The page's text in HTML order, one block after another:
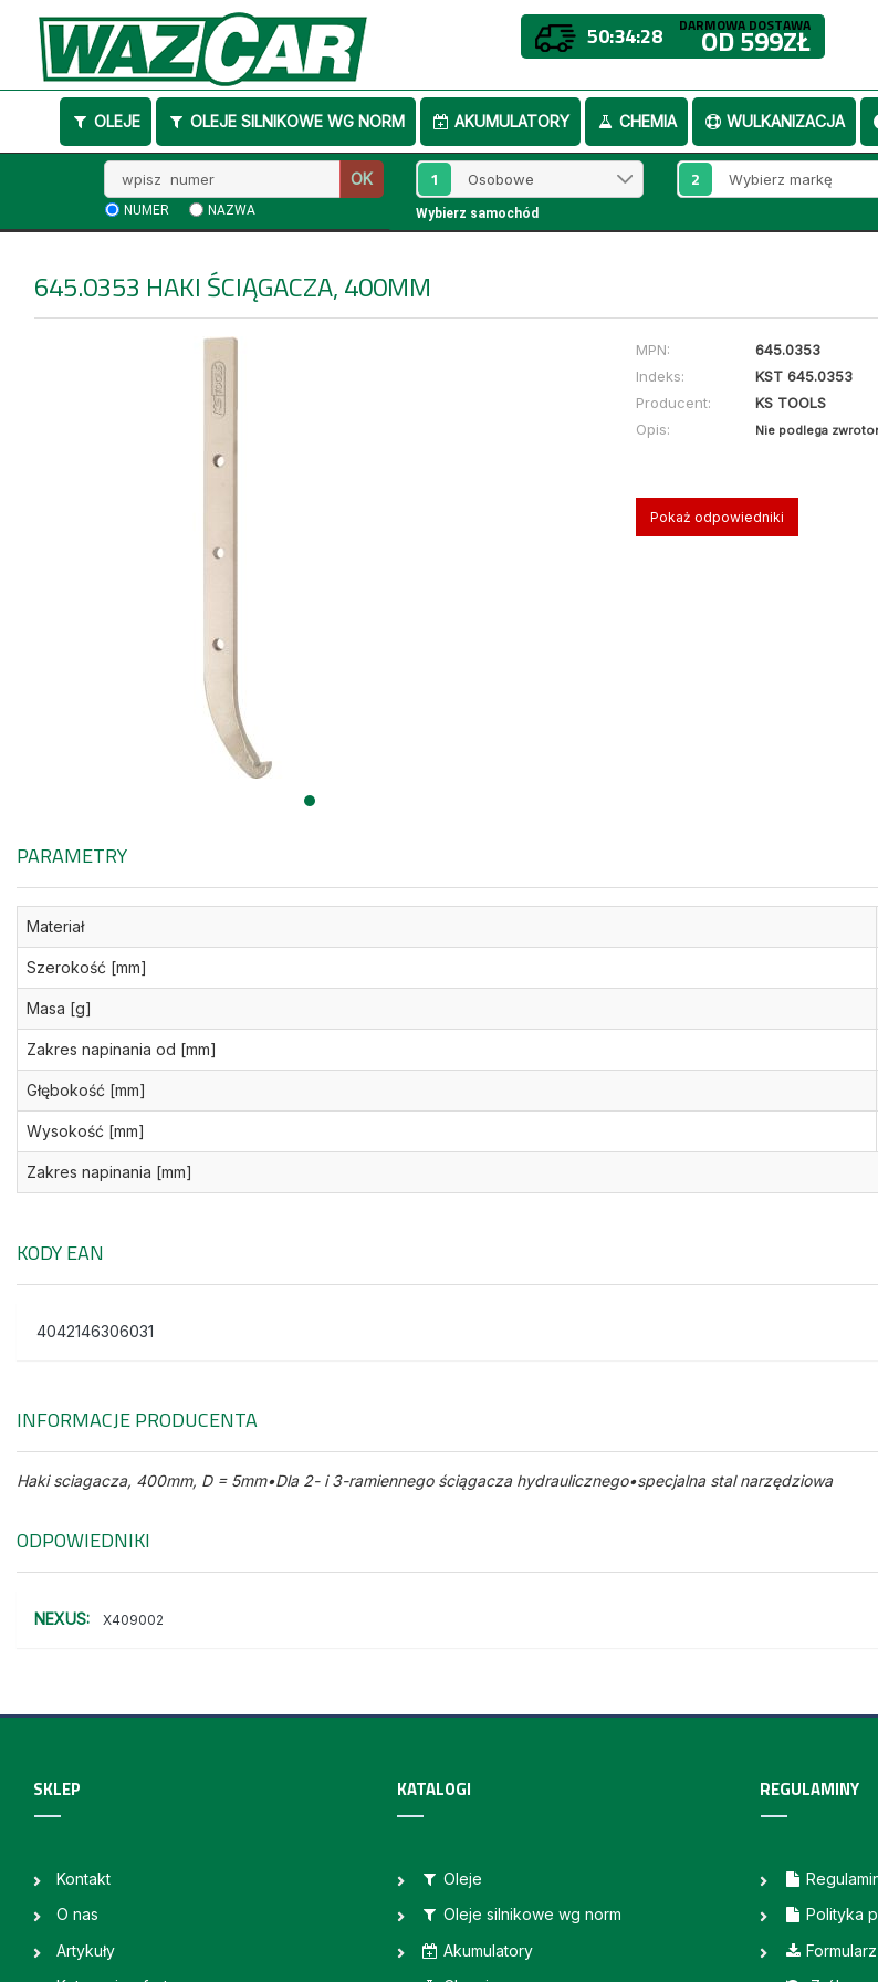
50:34:28 DARMOWA DOSTAWA
OD 599ZŁ
OLEJE OLEJE SILNIKOWE WG NORM AKUMULATORY CHEMIA WULKANIZACJA
numer
OK
NUMER NAZWA
1 2
Wybierz samochód
645.0353 HAKI ŚCIĄGACZA, 400MM
MPN:
645.0353
Indeks:
KST 645.0353
Producent:
KS TOOLS
Opis:
Nie podlega
Pokaż odpowiedniki
PARAMETRY
Materiał
Szerokość [mm]
Masa [g]
Zakres napinania od [mm]
Głębokość [mm]
Wysokość [mm]
Zakres napinania [mm]
KODY EAN
4042146306031
INFORMACJE PRODUCENTA
Haki sciagacza, 400mm, D = 5mm•Dla 2- i 3-ramiennego ściągacza hydraulicznego•specjalna stal narzędziowa
ODPOWIEDNIKI
NEXUS: X409002
SKLEP
Kontakt
O nas
Artykuły
KATALOGI
Oleje
Oleje silnikowe wg norm
Akumulatory
REGULAMINY
Polityka